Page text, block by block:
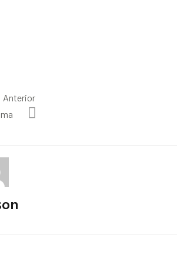
Anterior